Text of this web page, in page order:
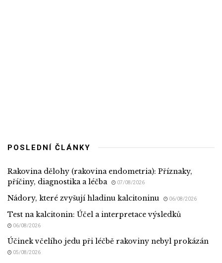
POSLEDNÍ ČLÁNKY
Rakovina dělohy (rakovina endometria): Příznaky,
příčiny, diagnostika a léčba
07/08/2026
Nádory, které zvyšují hladinu kalcitoninu 06/08/2026
Test na kalcitonin: Účel a interpretace výsledků
06/08/2026
Účinek včelího jedu při léčbě rakoviny nebyl prokázán
05/08/2026